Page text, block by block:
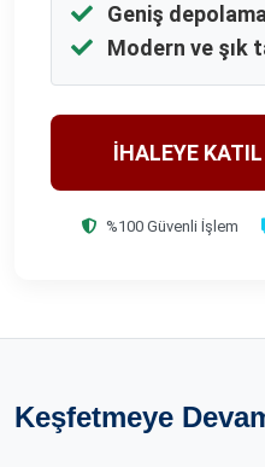
Geniş
Modern ve şık
İHALEYE
%100 Güvenli İşlem
Keşfetmeye